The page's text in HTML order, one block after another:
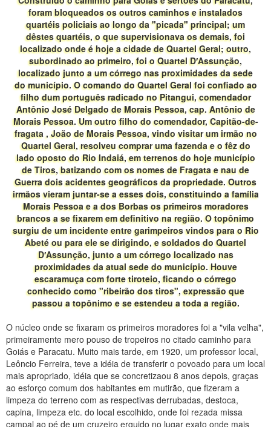
foram bloqueados os outros caminhos e instalados
quartéis policiais ao longo da "picada" principal; um
dêstes quartéis, o que supervisionava os demais, foi
localizado onde é hoje a cidade de Quartel Geral; outro,
subordinado ao primeiro, foi o Quartel D′Assunção,
localizado junto a um córrego nas proximidades da sede
do município. O comando do Quartel Geral foi confiado ao
filho dum português radicado no Pitangui, comendador
Antônio José Delgado de Morais Pessoa, cap. Antônio de
Morais Pessoa. Um outro filho do comendador, Capitão-de-
fragata , João de Morais Pessoa, vindo visitar um irmão no
Quartel Geral, resolveu comprar uma fazenda e o fêz do
lado oposto do Rio Indaiá, em terrenos do hoje município
de Tiros, batizando com os nomes de Fragata e nau de
Guerra dois acidentes geográficos da propriedade. Outros
irmãos vieram juntar-se a esses dois, constituindo a família
Morais Pessoa e a dos Borbas os primeiros moradores
brancos a se fixarem em definitivo na região. O topônimo
surgiu de um incidente entre garimpeiros vindos para o Rio
Abeté ou para ele se dirigindo, e soldados do Quartel
D′Assunção, junto a um córrego localizado nas
proximidades da atual sede do município. Houve
escaramuça com forte tiroteio, ficando o córrego
conhecido como "ribeirão dos tiros", expressão que
passou a topônimo e se estendeu a toda a região.
O núcleo onde se fixaram os primeiros moradores foi a "vila velha",
primeiramente mero pouso de tropeiros no citado caminho para
Goiás e Paracatu. Muito mais tarde, em 1920, um professor local,
Leôncio Ferreira, teve a idéia de transferir o povoado para um local
mais apropriado, idéia que se concretizaou 8 anos depois, graças
ao esforço comum dos habitantes em mutirão, que fizeram a
limpeza do terreno com as respectivas derrubadas, destoca,
capina, limpeza etc. do local escolhido, onde foi rezada missa
campal ao pé de um cruzeiro erguido no lugar exato onde mais